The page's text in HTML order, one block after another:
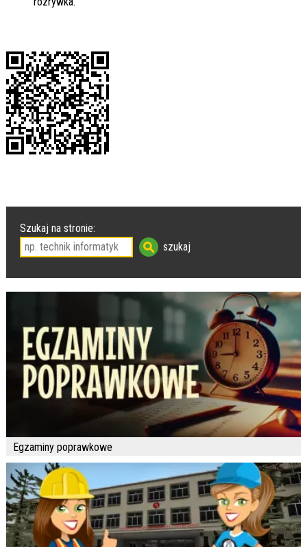
Szukaj na stronie:
Egzaminy poprawkowe